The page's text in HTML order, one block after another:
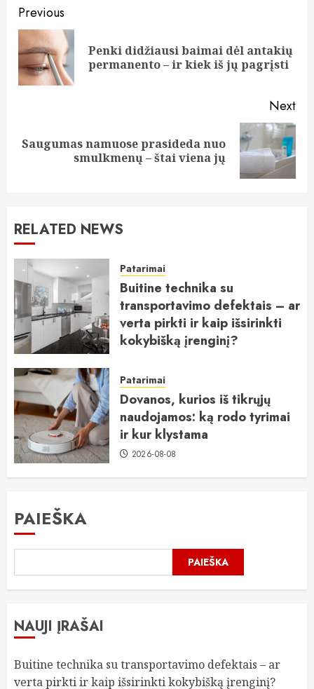
Continue
Reading
Previous
Penki didžiausi baimai dėl antakių
permanento – ir kiek iš jų pagrįsti
Next
Next
Saugumas namuose prasideda nuo
smulkmenų – štai viena jų
RELATED NEWS
Patarimai
Buitine technika su
transportavimo defektais – ar
verta pirkti ir kaip išsirinkti
kokybišką įrenginį?
Patarimai
Dovanos, kurios iš tikrųjų
naudojamos: ką rodo tyrimai
ir kur klystama
2026-08-08
PAIEŠKA
PAIEŠKA
NAUJI ĮRAŠAI
Buitine technika su transportavimo defektais – ar
verta pirkti ir kaip išsirinkti kokybišką įrenginį?